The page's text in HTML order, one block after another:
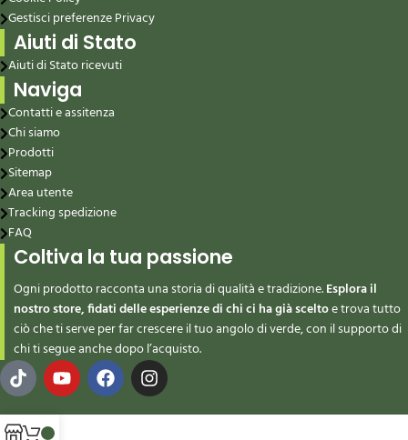
Gestisci preferenze Privacy
Aiuti di Stato
Aiuti di Stato ricevuti
Naviga
Contatti e assitenza
Chi siamo
Prodotti
Sitemap
Area utente
Tracking spedizione
FAQ
Coltiva la tua passione
Ogni prodotto racconta una storia di qualità e tradizione.Esplora il
nostro store, fidati delle esperienze di chi ci ha già sceltoe trova tutto
ciò che ti serve per far crescere il tuo angolo di verde, con il supporto di
chi ti segue anche dopo l’acquisto.